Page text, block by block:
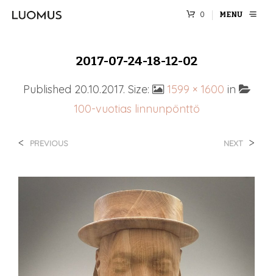
0 MENU
2017-07-24-18-12-02
Published 20.10.2017. Size: 1599 × 1600 in
100-vuotias linnunpönttö
< PREVIOUS NEXT >